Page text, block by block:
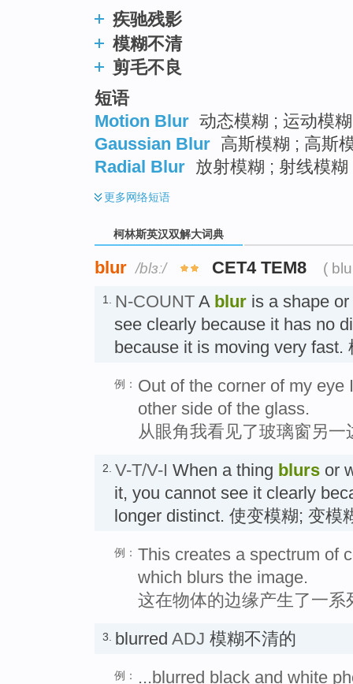
疾驰残影
模糊不清
剪毛不良
短语
Motion Blur 动态模糊 ; 运动模
Gaussian Blur 高斯模糊 ; 高斯
Radial Blur 放射模糊 ; 射线模糊
更多网络短语
柯林斯英汉双解大词典
blur /blɜː/ CET4 TEM8 (
1. N-COUNT A blur is a shape
see clearly because it has no
because it is moving very fast.
例： Out of the corner of my
other side of the glass.
从眼角我看见了玻璃窗另
2. V-T/V-I When a thing blurs or
it, you cannot see it clearly
longer distinct. 使变模糊; 变模
例： This creates a spectrum of
which blurs the image.
这在物体的边缘产生了一
3. blurred ADJ 模糊不清的
例：
...blurred black and white